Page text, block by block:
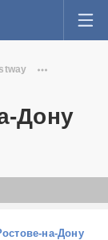
Дону
на-Дону